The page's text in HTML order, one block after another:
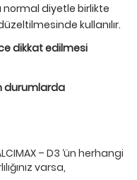
normal diyetle birlikte
kullanılır.
dikkat edilmesi
durumlarda
– D3 ‘ün herhangi
varsa,